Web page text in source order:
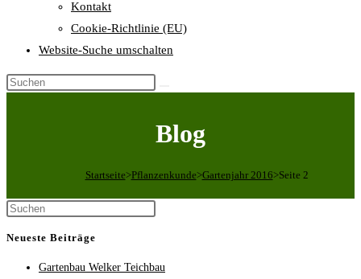
Kontakt
Cookie-Richtlinie (EU)
Website-Suche umschalten
Blog
Startseite>Pflanzenkunde>Gartenjahr 2016>Seite 2
Neueste Beiträge
Gartenbau Welker Teichbau